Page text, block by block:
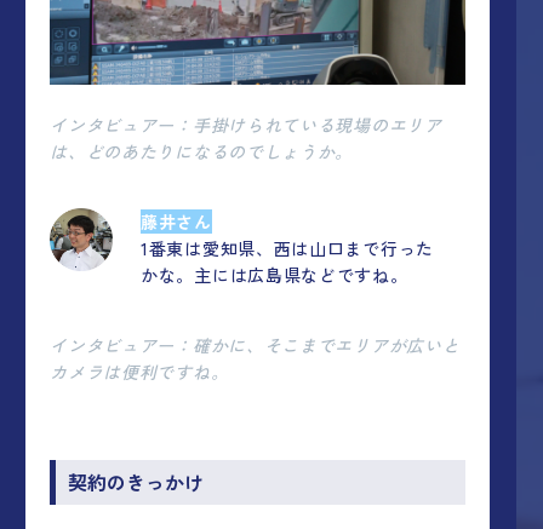
インタビュアー：手掛けられている現場のエリア
は、どのあたりになるのでしょうか。
藤井さん
1番東は愛知県、西は山口まで行った
かな。主には広島県などですね。
インタビュアー：確かに、そこまでエリアが広いと
カメラは便利ですね。
契約のきっかけ